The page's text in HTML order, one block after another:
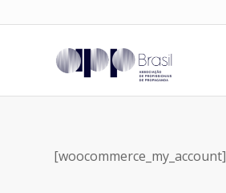
[woocommerce_my_account]